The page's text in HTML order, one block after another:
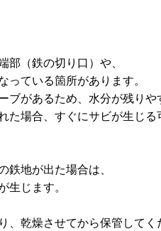
部（鉄の切り口）や、
ている箇所があります。
があるため、水分が残りや
た場合、すぐにサビが生じる
鉄地が出た場合は、
じます。
、乾燥させてから保管してく